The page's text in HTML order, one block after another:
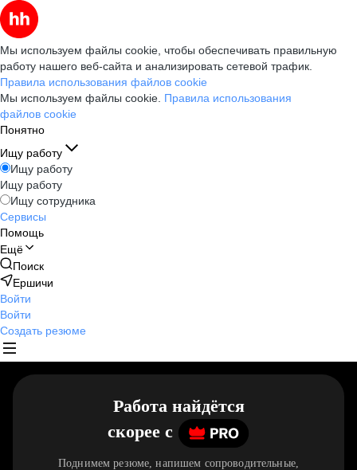
Мы используем файлы cookie, чтобы обеспечивать правильную
работу нашего веб-сайта и анализировать сетевой трафик.
Правила использования файлов cookie
Мы используем файлы cookie. Правила использования
файлов cookie
Понятно
Ищу работу
Ищу работу
Ищу работу
Ищу сотрудника
Сервисы
Помощь
Ещё
Поиск
Ершичи
Войти
Войти
Создать резюме
Работа найдётся
скорее c
Поднимем резюме, напишем сопроводительные,